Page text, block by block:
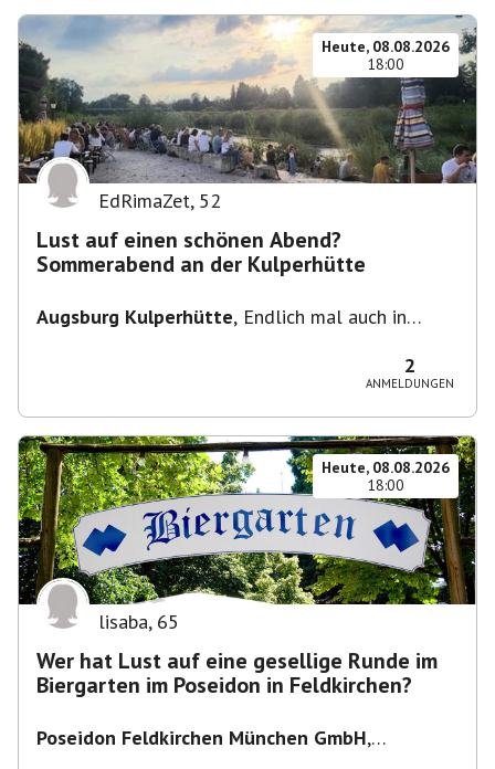
Heute, 08.08.2026
18:00
EdRimaZet, 52
Lust auf einen schönen Abend?
Sommerabend an der Kulperhütte
Augsburg Kulperhütte, Endlich mal auch in
2
ANMELDUNGEN
Heute, 08.08.2026
18:00
lisaba, 65
Wer hat Lust auf eine gesellige Runde im
Biergarten im Poseidon in Feldkirchen?
Poseidon Feldkirchen München GmbH,